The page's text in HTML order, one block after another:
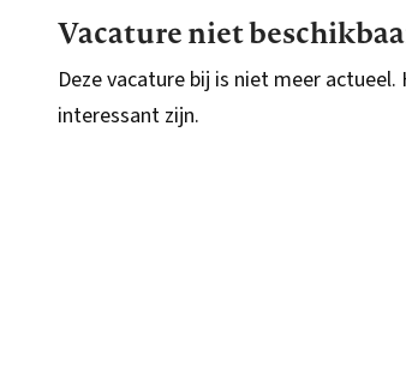
Vacature niet
Deze vacature bij is niet meer
interessant zijn.